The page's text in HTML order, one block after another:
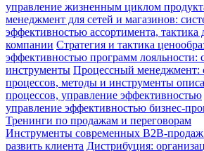
управление жизненным циклом
менеджмент для сетей и магазинов:
эффективностью ассортимента, тактика
компании Стратегия и тактика
эффективностью программ лояльности:
инструменты Процессный менеджмент:
процессов, методы и инструменты
процессов, управление эффективностью
управление эффективностью бизнес-
Тренинги по продажам и переговорам
Инструменты современных B2B-
развить клиента Дистрибуция: